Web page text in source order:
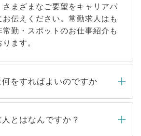
さまざまなご要望をキャリアパ
お伝えください。常勤求人はも
常勤・スポットのお仕事紹介も
ます。
をすればよいのですか
だきましたら、弊社担当者がご
確認し、その後メールもしくは
とはなんですか？